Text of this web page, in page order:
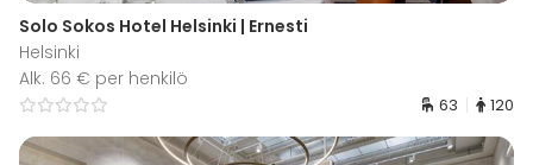
Solo Sokos Hotel Helsinki | Ernesti
Helsinki
Alk. 66 € per henkilö
63 120